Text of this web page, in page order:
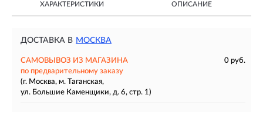
ХАРАКТЕРИСТИКИ ОПИСАНИЕ
ДОСТАВКА В МОСКВА
САМОВЫВОЗ ИЗ МАГАЗИНА
0 руб.
по предварительному заказу
(г. Москва, м. Таганская,
ул. Большие Каменщики, д. 6, стр. 1)